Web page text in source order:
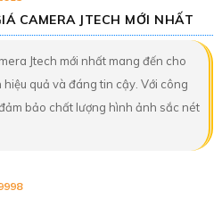
CAMERA JTECH MỚI NHẤT
Jtech mới nhất mang đến cho
quả và đáng tin cậy. Với công
bảo chất lượng hình ảnh sắc nét